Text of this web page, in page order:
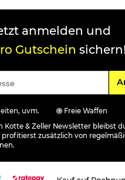
anmelden und
Gutschein sichern!
uvm. Freie Waffen
Kotte & Zeller Newsletter bleibst
zusätzlich von